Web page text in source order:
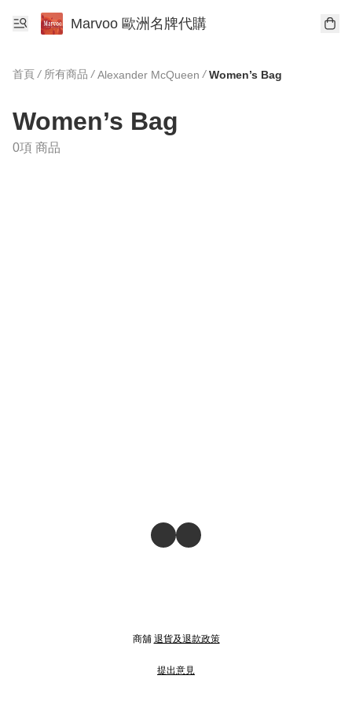
Marvoo 歐洲名牌代購
首頁 / 所有商品 / Alexander McQueen / Women’s Bag
Women’s Bag
0項 商品
商舖 退貨及退款政策
提出意見